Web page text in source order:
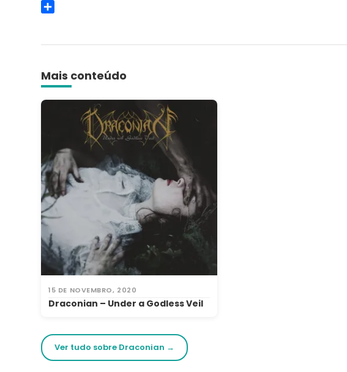
Copy
Mais conteúdo
15 DE NOVEMBRO, 2020
Draconian – Under a Godless Veil
Ver tudo sobre Draconian →